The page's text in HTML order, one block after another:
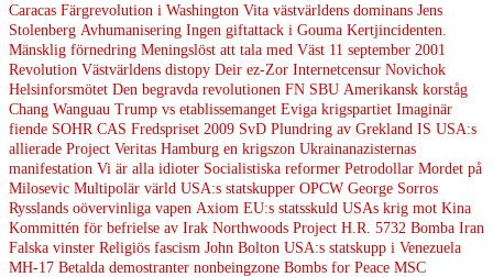
Caracas Färgrevolution i Washington Vita västvärldens dominans Jens
Stolenberg Avhumanisering Ingen giftattack i Gouma Kertjincidenten.
Mänsklig förnedring Meningslöst att tala med Väst 11 september 2001
Revolution Västvärldens distopy Deir ez-Zor Internetcensur Novichok
Helsinforsmötet Den begravda revolutionen FN SBU Amerikansk korståg
Chang Wanguau Trump vs etablissemanget Eviga krigspartiet Imaginär
fiende SOHR CAS Fredspriset 2009 SvD Plundring av Grekland IS USA:s
allierade Project Veritas Hamburg en krigszon Ukrainanazisternas
manifestation Vi är alla idioter Socialistiska reformer Petrodollar Mordet på
Milosevic Multipolär värld USA:s statskupper OPCW George Sorros
Rysslands oövervinliga vapen Axiom EU:s statsskuld USAs krig mot Kina
Kommittén för befrielse av Irak Northwoods Project H.R. 5732 Bomba Iran
Falska vinster Religiös fascism John Bolton USA:s statskupp i Venezuela
MH-17 Betalda demostranter nonbeingzone Bombs for Peace MSC